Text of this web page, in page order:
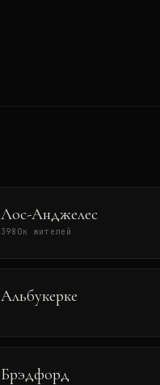
Лос-Анджелес
3980к жителей
Альбукерке
Брэдфорд